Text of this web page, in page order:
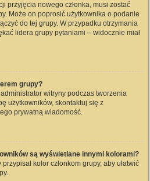
przyjęcia nowego członka, musi zostać
Może on poprosić użytkownika o podanie
do tej grupy. W przypadku otrzymania
lidera grupy pytaniami – widocznie miał
grupy?
witryny podczas tworzenia
użytkowników, skontaktuj się z
prywatną wiadomość.
są wyświetlane innymi kolorami?
kolor członkom grupy, aby ułatwić